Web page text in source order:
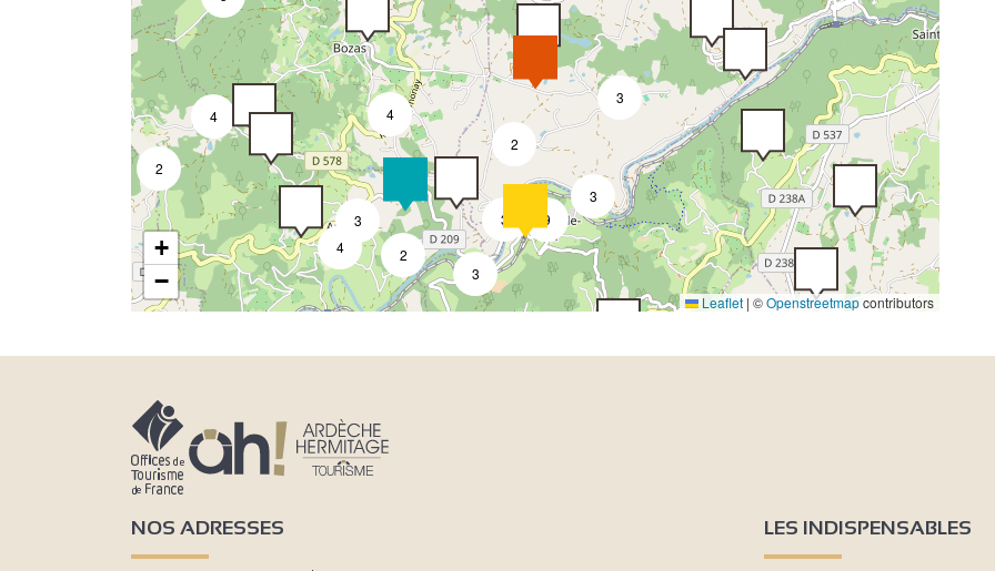
2
3
4
2
4 4
3
3
2
3
9
3
+
−
Leaflet | ©Openstreetmapcontributors
NOS ADRESSES LES INDISPENSABLES